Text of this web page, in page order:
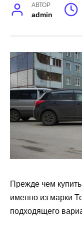
АВТОР
admin
Прежде чем
именно из марки
подходящего